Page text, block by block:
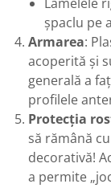
șpaclu pe
Armarea:
acoperită și
generală a
profilele
Protecția
să rămână
decorativă!
a permite